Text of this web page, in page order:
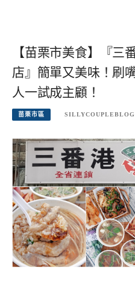
【苗栗市美食】『三
店』簡單又美味！刷
人一試成主顧！
苗栗市區 SILLYCOUPLEBLOG